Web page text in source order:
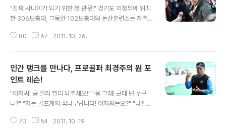
"진짜 사나이가 되기 위한 첫 관문!" 경기도 의정부에 위치
한 306보충대, 그동안 102보충대와 논산훈련소는 자주
른 것도 없었다. 군대는 어딜 가나 똑같이 때문이다. "떨어
보였다. 대한민국 남자에게 군대란 자신과의 새로운 도전
이다. 그동안 누려왔던 자유를 하루 아침에 반납하고 오로
지 통제와 명령에 의해 보내야만 하는 길고 긴 시간이기 때
문이다. 그 누구라도 군대라는 큰 장애물을 쉽사리 통과할
고독한 자신과의 싸움이다. "이보다 슬픈 문구는 없다!" 매
80 67 2011. 10. 26.
인간 탱크를 만나다, 프로골퍼 최경주의 원 포
인트 레슨!
"아저씨! 공 빨리 빨리 놔주세요!" "응 그래! 근데 넌 누구
니?" "저는 골프계의 꿈나무랍니다! 아저씨는요?" "나? 글
최경주!" PGA 우승 8회에 빛나는 프로골퍼 최경주 선수를
73 54 2011. 10. 19.